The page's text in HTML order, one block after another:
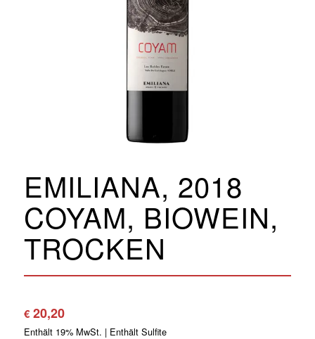
EMILIANA, 2018
COYAM, BIOWEIN,
TROCKEN
€20,20
Enthält 19% MwSt.